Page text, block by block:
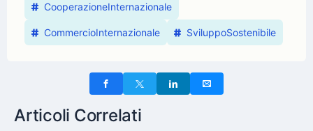
CooperazioneInternazionale
CommercioInternazionale SviluppoSostenibile
Articoli Correlati